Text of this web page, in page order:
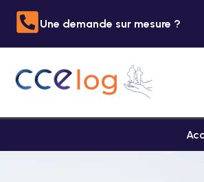
Une demande sur mesure ?